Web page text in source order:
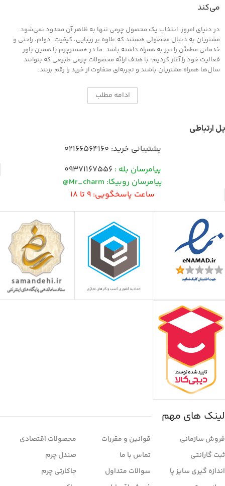
می‌کند
در دنیای امروز، انتخاب یک محصول چرمی تنها به ظاهر آن محدود نمی‌شود.
مشتریان به دنبال محصولی هستند که علاوه بر زیبایی، کیفیت، دوام، راحتی و
خدماتی مطمئن را نیز به همراه داشته باشد. ما در *مسترچرم با همین باور
فعالیت خود را آغاز کردیم؛ با هدف ارائه محصولات چرمی طبیعی که بتوانند
سال‌ها همراه مشتریان باشند و تجربه‌ای متفاوت از خرید را رقم بزنند.
ادامه مطلب
پل ارتباطی
پشتیبانی خرید: 02166564160
پیامرسان بله : 09371167556
پیامرسان روبیکا: Mr_charm@
ساعت پاسخگویی: 9 تا 18
لینک های مهم
فروش سازمانی
ثبت گارانتی
اندازه گیری سایز پا
قوانین و مقررات
تماس با ما
سوالات متداول
محصولات اقتصادی
صندل چرم
جاکارتی چرم